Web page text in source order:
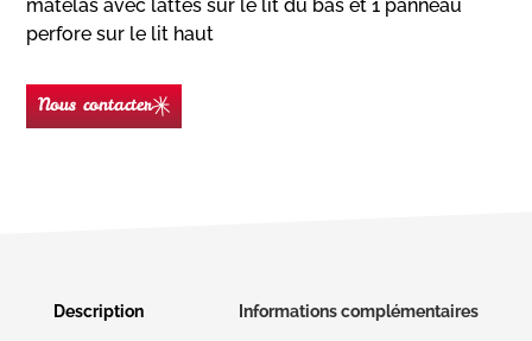
matelas avec lattes sur le lit du bas et 1 panneau
perfore sur le lit haut
Nous contacter
Description Informations complémentaires